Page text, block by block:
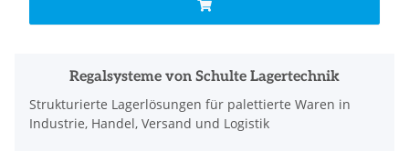
Regalsysteme von Schulte Lagertechnik
Strukturierte Lagerlösungen für palettierte Waren in
Industrie, Handel, Versand und Logistik